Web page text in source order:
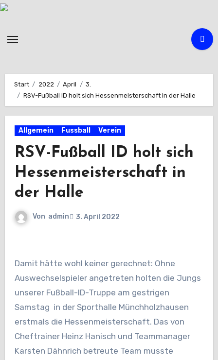
Zum
Start 2022 April
3.
RSV-Fußball ID holt sich Hessenmeisterschaft in der Halle
Allgemein Fussball Verein
RSV-Fußball ID holt sich
Hessenmeisterschaft in
der Halle
Von admin 3. April 2022
Damit hätte wohl keiner gerechnet: Ohne
Auswechselspieler angetreten holten die Jungs
unserer Fußball-ID-Truppe am gestrigen
Samstag in der Sporthalle Münchholzhausen
erstmals die Hessenmeisterschaft. Das von
Cheftrainer Heinz Hanisch und Teammanager
Karsten Dähnrich betreute Team musste